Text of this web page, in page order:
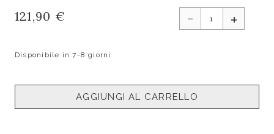
121,90 € - +
Disponibile in 7-8 giorni
AGGIUNGI AL CARRELLO